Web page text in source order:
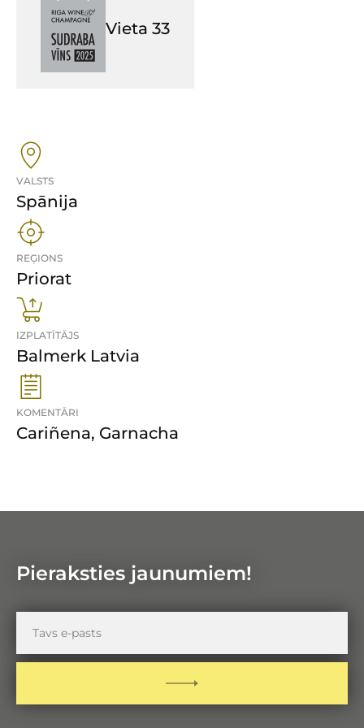
VALSTS
Spānija
REĢIONS
Priorat
IZPLATĪTĀJS
Balmerk Latvia
KOMENTĀRI
Cariñena, Garnacha
Vieta 33
Pieraksties jaunumiem!
pasts